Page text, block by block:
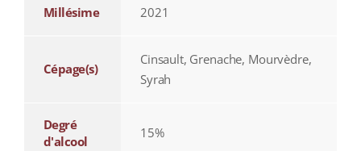
Millésime 2021
Cépage(s)
Cinsault, Grenache, Mourvèdre,
Syrah
Degré
d'alcool
15%